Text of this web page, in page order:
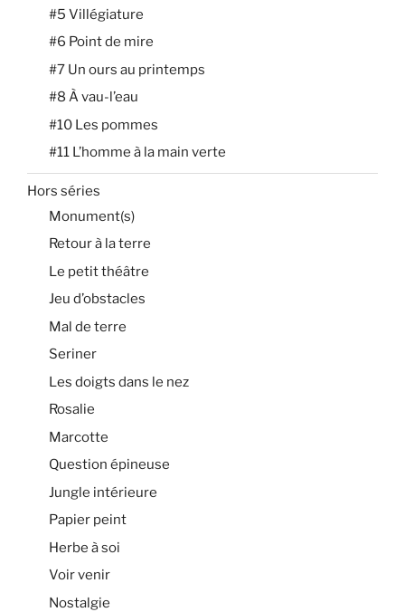
#5 Villégiature
#6 Point de mire
#7 Un ours au printemps
#8 À vau-l’eau
#10 Les pommes
#11 L’homme à la main verte
Hors séries
Monument(s)
Retour à la terre
Le petit théâtre
Jeu d’obstacles
Mal de terre
Seriner
Les doigts dans le nez
Rosalie
Marcotte
Question épineuse
Jungle intérieure
Papier peint
Herbe à soi
Voir venir
Nostalgie